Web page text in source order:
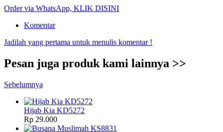
Order via WhatsApp, KLIK DISINI
Komentar
Jadilah yang pertama untuk menulis komentar !
Pesan juga produk kami lainnya >>
Sebelumnya
Hijab Kia KD5272
Rp 29.000